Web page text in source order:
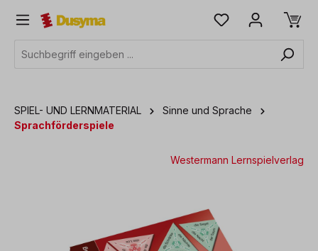
springen
SPIEL- UND LERNMATERIAL
Sinne und Sprache
Sprachförderspiele
Westermann Lernspielverlag